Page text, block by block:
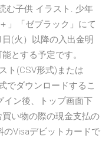
む子供 イラスト. 少年
」「ゼブラック」にて
(火）以降の入出金明
とする予定です。
ト(CSV形式)または
でダウンロードするこ
イン後、トップ画面下
い物の際の現金支払の
Visaデビットカードで